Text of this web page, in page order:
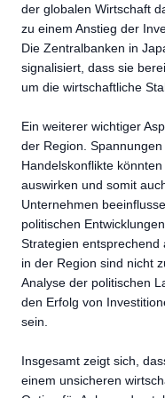
der globalen Wirtschaft
zu einem Anstieg der
Die Zentralbanken in
signalisiert, dass sie
um die wirtschaftliche
Ein weiterer wichtiger
der Region.
Handelskonflikte
auswirken und somit
Unternehmen
politischen
Strategien entsprechend
in der Region sind nicht
Analyse der politischen
den Erfolg von
sein.
Insgesamt zeigt sich,
einem unsicheren